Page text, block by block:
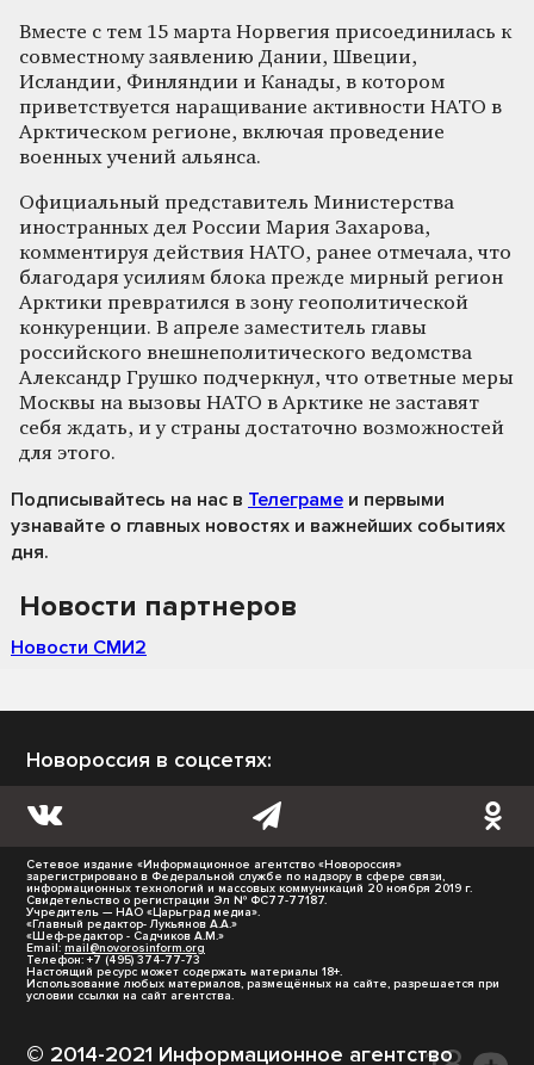
Вместе с тем 15 марта Норвегия присоединилась к
совместному заявлению Дании, Швеции,
Исландии, Финляндии и Канады, в котором
приветствуется наращивание активности НАТО в
Арктическом регионе, включая проведение
военных учений альянса.
Официальный представитель Министерства
иностранных дел России Мария Захарова,
комментируя действия НАТО, ранее отмечала, что
благодаря усилиям блока прежде мирный регион
Арктики превратился в зону геополитической
конкуренции. В апреле заместитель главы
российского внешнеполитического ведомства
Александр Грушко подчеркнул, что ответные меры
Москвы на вызовы НАТО в Арктике не заставят
себя ждать, и у страны достаточно возможностей
для этого.
Подписывайтесь на нас в Телеграме и первыми
узнавайте о главных новостях и важнейших событиях
дня.
Новости партнеров
Новости СМИ2
Новороссия в соцсетях:
Сетевое издание «Информационное агентство «Новороссия»
зарегистрировано в Федеральной службе по надзору в сфере связи,
информационных технологий и массовых коммуникаций 20 ноября 2019 г.
Свидетельство о регистрации Эл № ФС77-77187.
Учредитель — НАО «Царьград медиа».
«Главный редактор- Лукьянов А.А.»
«Шеф-редактор - Садчиков А.М.»
Email: mail@novorosinform.org
Телефон: +7 (495) 374-77-73
Настоящий ресурс может содержать материалы 18+.
Использование любых материалов, размещённых на сайте, разрешается при
условии ссылки на сайт агентства.
© 2014-2021 Информационное агентство